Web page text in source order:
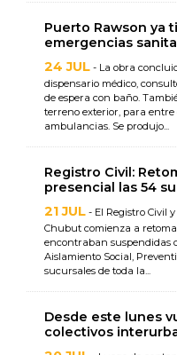
Puerto Rawson ya
emergencias
24 JUL - La obra
dispensario médico,
de espera con baño.
terreno exterior, para
ambulancias. Se produjo...
Registro Civil:
presencial las 54
21 JUL - El Registro Civil
Chubut comienza a
encontraban suspendidas
Aislamiento Social,
sucursales de toda la...
Desde este lunes
colectivos